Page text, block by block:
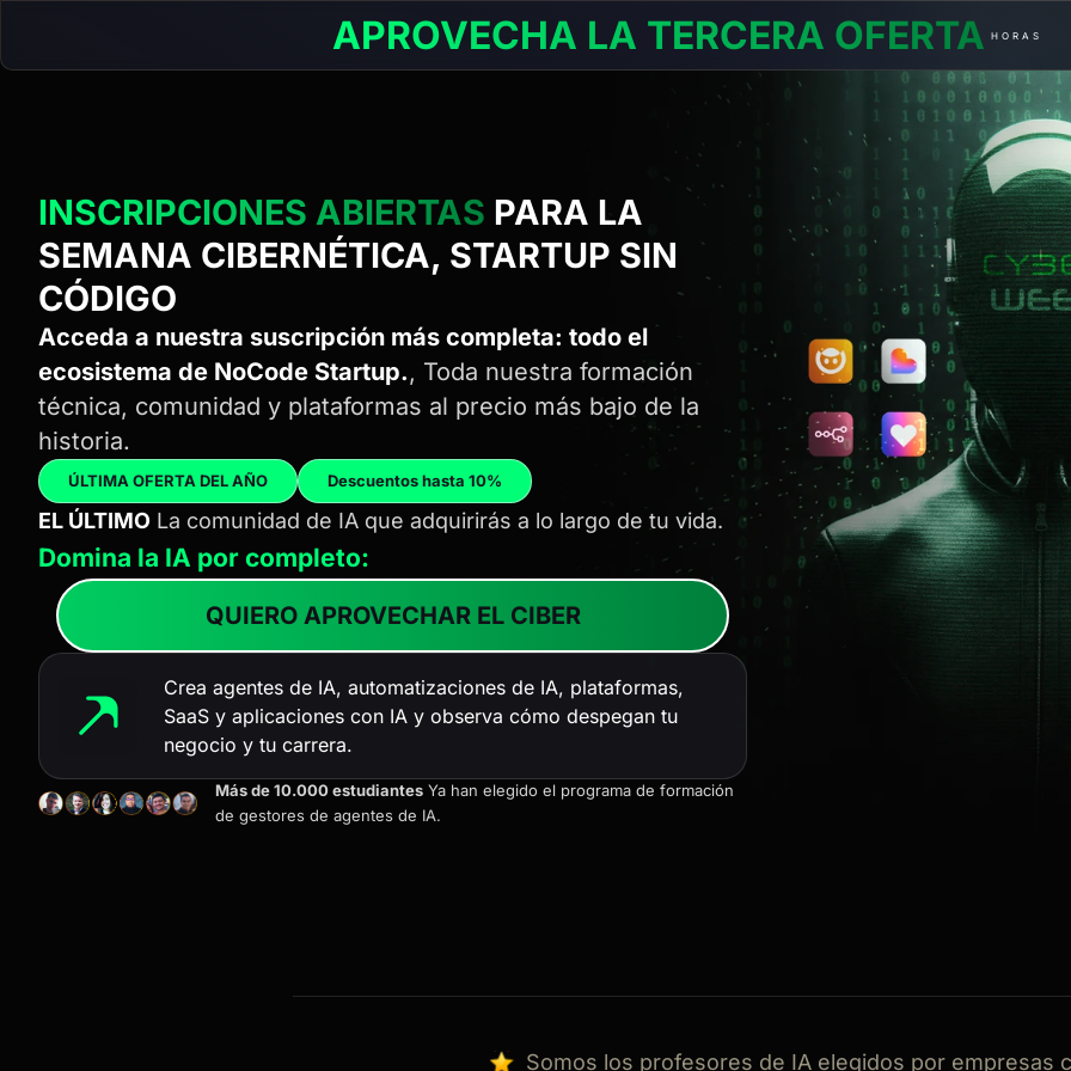
APROVECHA LA TERCERA OFERTA HORAS
INSCRIPCIONES ABIERTAS PARA LA
SEMANA CIBERNÉTICA, STARTUP SIN
CÓDIGO
Acceda a nuestra suscripción más completa: todo el
ecosistema de NoCode Startup., Toda nuestra formación
técnica, comunidad y plataformas al precio más bajo de la
historia.
ÚLTIMA OFERTA DEL AÑO Descuentos hasta 10%
EL ÚLTIMO La comunidad de IA que adquirirás a lo largo de tu vida.
Domina la IA por completo:
QUIERO APROVECHAR EL CIBER
Crea agentes de IA, automatizaciones de IA, plataformas,
SaaS y aplicaciones con IA y observa cómo despegan tu
negocio y tu carrera.
Más de 10.000 estudiantes Ya han elegido el programa de formación
de gestores de agentes de IA.
Somos los profesores de IA elegidos por empresas